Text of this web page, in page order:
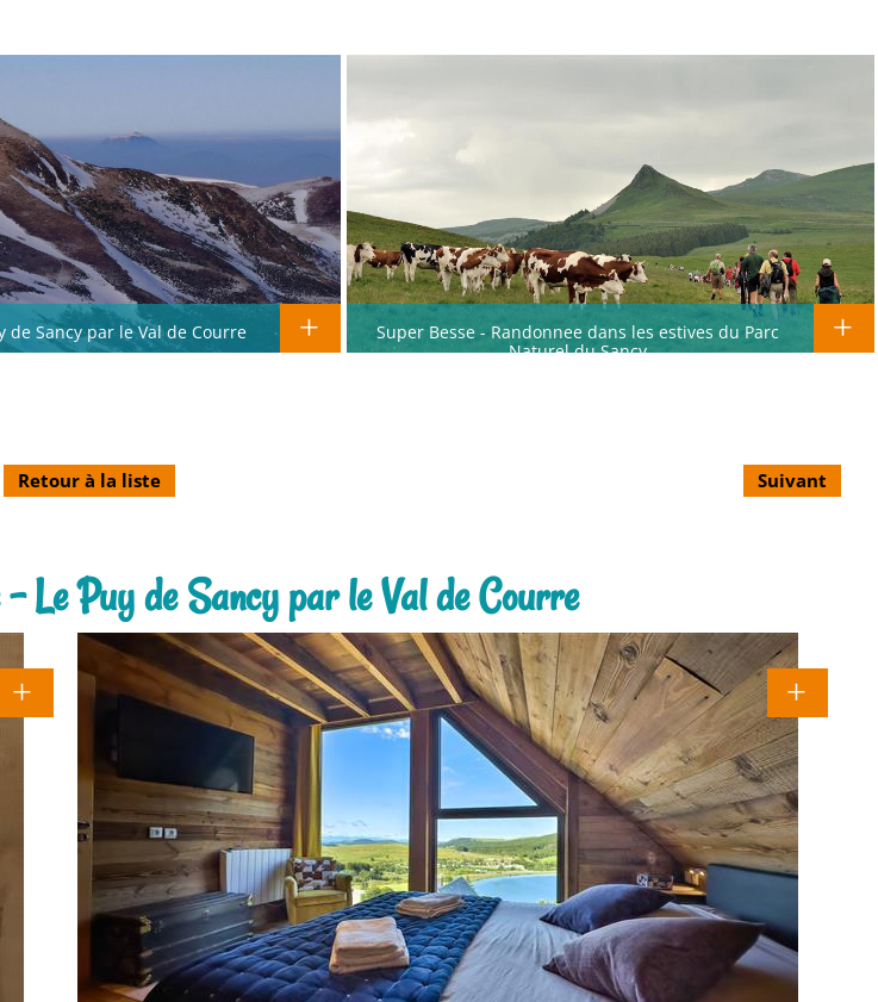
de Sancy par le Val de Courre
Super Besse - Randonnee dans les estives du Parc
Naturel du Sancy
Retour à la liste Suivant
Le Puy de Sancy par le Val de Courre